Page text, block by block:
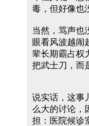
毒，但好像也
当然，骂声也
眼看风波越闹
辈长期霸占权
把武士刀，而
说实话，这事
么大的讨论，
担：医院候诊